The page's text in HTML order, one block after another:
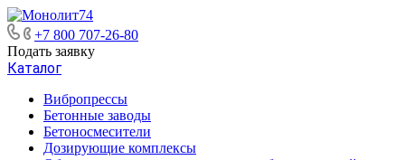
+7 800 707-26-80
Подать заявку
Каталог
Вибропрессы
Бетонные заводы
Бетоносмесители
Дозирующие комплексы